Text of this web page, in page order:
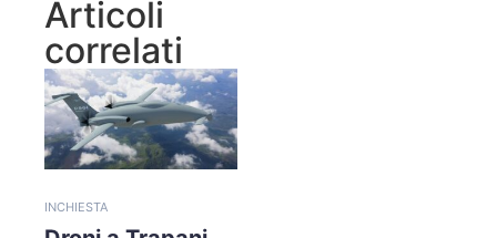
Articoli
correlati
INCHIESTA